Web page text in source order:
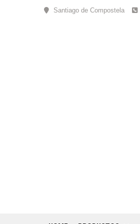
Santiago de Compostela